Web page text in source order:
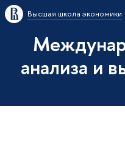
Высшая школа экономики
анализа и